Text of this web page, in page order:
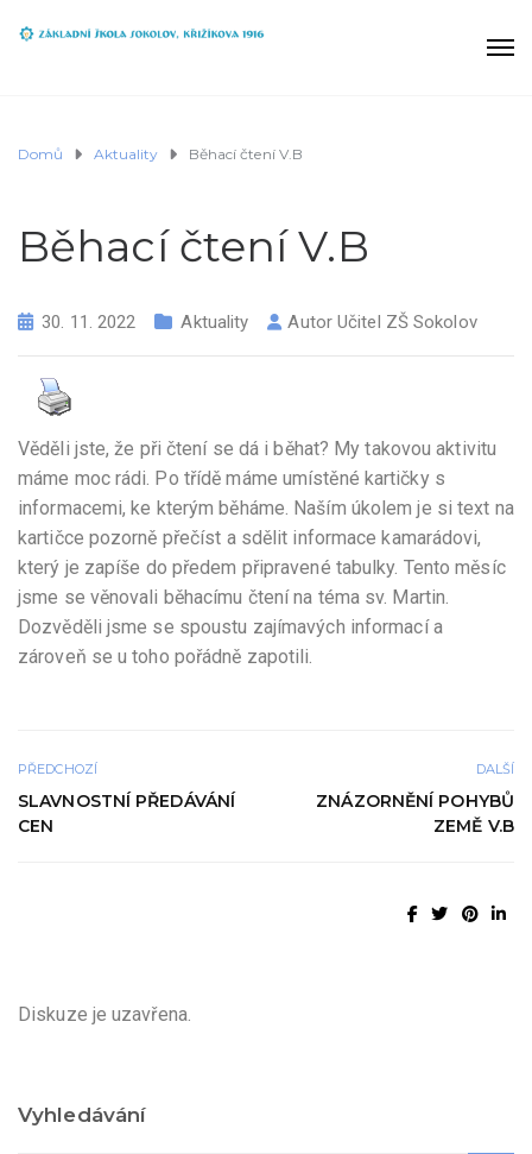
Domů Aktuality Běhací čtení V.B
Běhací čtení V.B
30. 11. 2022 Aktuality AutorUčitel ZŠ Sokolov
Věděli jste, že při čtení se dá i běhat? My takovou aktivitu
máme moc rádi. Po třídě máme umístěné kartičky s
informacemi, ke kterým běháme. Naším úkolem je si text na
kartičce pozorně přečíst a sdělit informace kamarádovi,
který je zapíše do předem připravené tabulky. Tento měsíc
jsme se věnovali běhacímu čtení na téma sv. Martin.
Dozvěděli jsme se spoustu zajímavých informací a
zároveň se u toho pořádně zapotili.
PŘEDCHOZÍ
SLAVNOSTNÍ PŘEDÁVÁNÍ
CEN
DALŠÍ
ZNÁZORNĚNÍ POHYBŮ
ZEMĚ V.B
Diskuze je uzavřena.
Vyhledávání